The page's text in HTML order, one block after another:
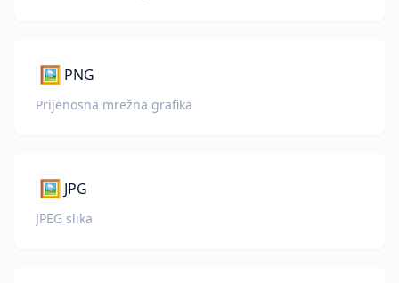
🖼️ PNG
Prijenosna mrežna grafika
🖼️ JPG
JPEG slika